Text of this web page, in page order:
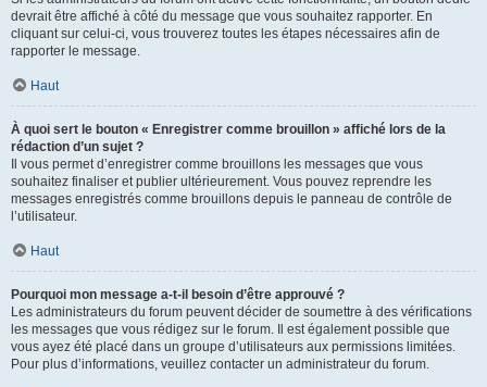
devrait être affiché à côté du message que vous souhaitez rapporter. En
cliquant sur celui-ci, vous trouverez toutes les étapes nécessaires afin de
rapporter le message.
Haut
À quoi sert le bouton « Enregistrer comme brouillon » affiché lors de la
rédaction d’un sujet ?
Il vous permet d’enregistrer comme brouillons les messages que vous
souhaitez finaliser et publier ultérieurement. Vous pouvez reprendre les
messages enregistrés comme brouillons depuis le panneau de contrôle de
l’utilisateur.
Haut
Pourquoi mon message a-t-il besoin d’être approuvé ?
Les administrateurs du forum peuvent décider de soumettre à des vérifications
les messages que vous rédigez sur le forum. Il est également possible que
vous ayez été placé dans un groupe d’utilisateurs aux permissions limitées.
Pour plus d’informations, veuillez contacter un administrateur du forum.